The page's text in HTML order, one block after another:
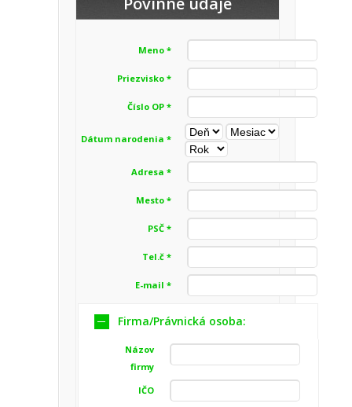
Meno *
Priezvisko *
Číslo OP *
Dátum narodenia *
Adresa *
Mesto *
PSČ *
Tel.č *
E-mail *
Firma/Právnická osoba:
Názov
firmy
IČO